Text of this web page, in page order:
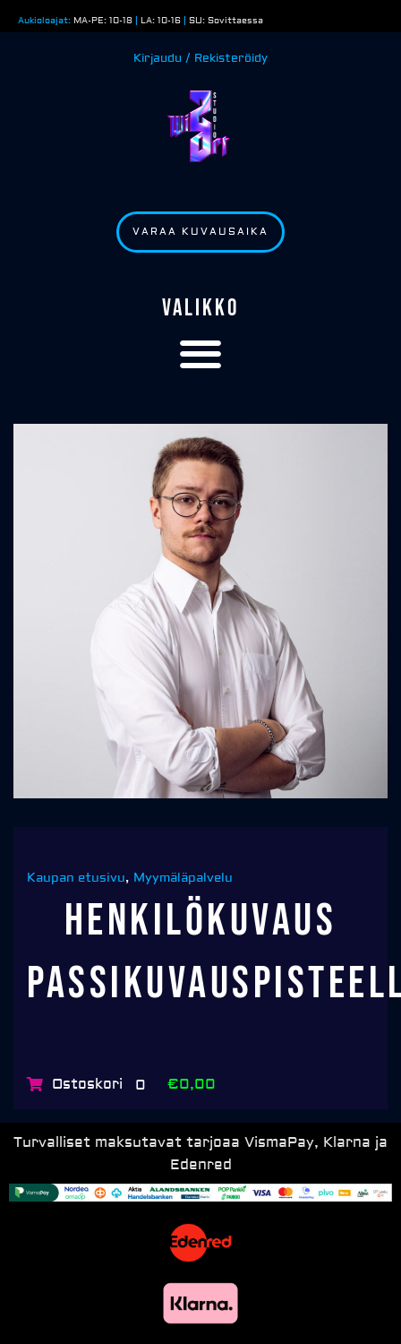
sisältöön
Aukioloajat: MA-PE: 10-18 | LA: 10-16 | SU: Sovittaessa
Kirjaudu / Rekisteröidy
VARAA KUVAUSAIKA
VALIKKO
Kaupan etusivu, Myymäläpalvelu
Henkilökuvaus
Ostoskori 0 €0,00
Turvalliset maksutavat tarjoaa VismaPay, Klarna ja
Edenred